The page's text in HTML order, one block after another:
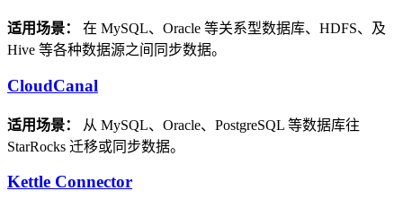
适用场景：
在 MySQL、Oracle 等关系型数据库、HDFS、及
Hive 等各种数据源之间同步数据。
CloudCanal
适用场景：
从 MySQL、Oracle、PostgreSQL 等数据库往
StarRocks 迁移或同步数据。
Kettle Connector